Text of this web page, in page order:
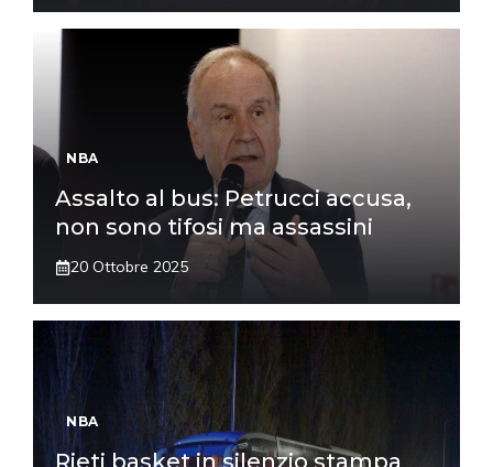
NBA
Assalto al bus: Petrucci accusa,
non sono tifosi ma assassini
20 Ottobre 2025
NBA